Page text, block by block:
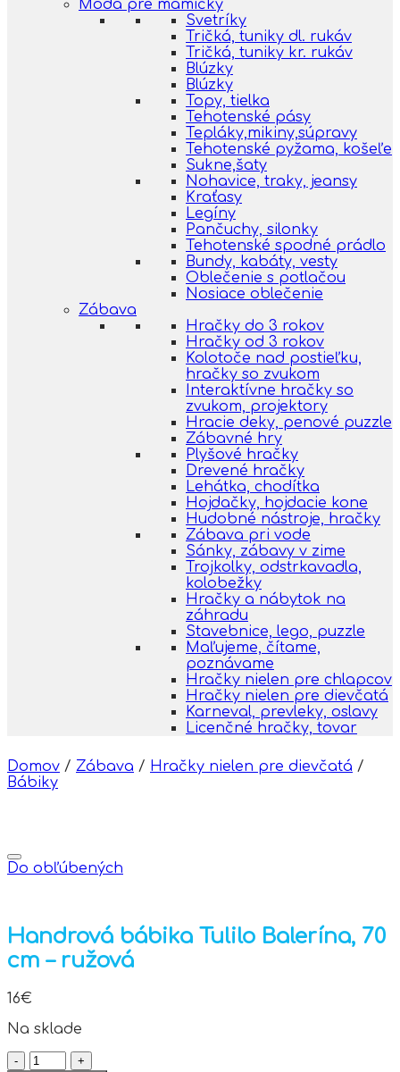
Móda pre mamičky
Svetríky
Tričká, tuniky dl. rukáv
Tričká, tuniky kr. rukáv
Blúzky
Blúzky
Topy, tielka
Tehotenské pásy
Tepláky,mikiny,súpravy
Tehotenské pyžama, košeľe
Sukne,šaty
Nohavice, traky, jeansy
Kraťasy
Legíny
Pančuchy, silonky
Tehotenské spodné prádlo
Bundy, kabáty, vesty
Oblečenie s potlačou
Nosiace oblečenie
Zábava
Hračky do 3 rokov
Hračky od 3 rokov
Kolotoče nad postieľku,
hračky so zvukom
Interaktívne hračky so
zvukom, projektory
Hracie deky, penové puzzle
Zábavné hry
Plyšové hračky
Drevené hračky
Lehátka, chodítka
Hojdačky, hojdacie kone
Hudobné nástroje, hračky
Zábava pri vode
Sánky, zábavy v zime
Trojkolky, odstrkavadla,
kolobežky
Hračky a nábytok na
záhradu
Stavebnice, lego, puzzle
Maľujeme, čítame,
poznávame
Hračky nielen pre chlapcov
Hračky nielen pre dievčatá
Karneval, prevleky, oslavy
Licenčné hračky, tovar
Domov / Zábava / Hračky nielen pre dievčatá /
Bábiky
Do obľúbených
Handrová bábika Tulilo Balerína, 70
cm – ružová
16€
Na sklade
množstvo